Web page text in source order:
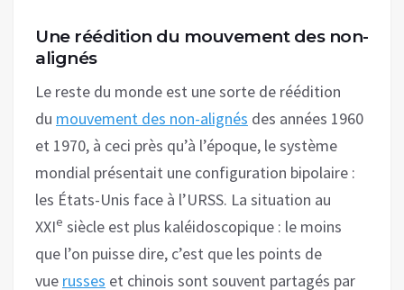
Une réédition du mouvement des non-
alignés
Le reste du monde est une sorte de réédition
du mouvement des non-alignés des années 1960
et 1970, à ceci près qu’à l’époque, le système
mondial présentait une configuration bipolaire :
les États-Unis face à l’URSS. La situation au
XXIe siècle est plus kaléidoscopique : le moins
que l’on puisse dire, c’est que les points de
vue russes et chinois sont souvent partagés par